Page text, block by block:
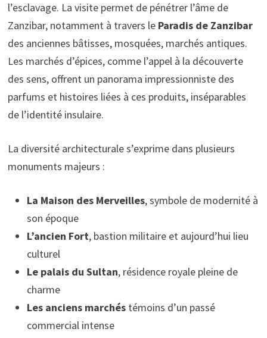
l’esclavage. La visite permet de pénétrer l’âme de
Zanzibar, notamment à travers le Paradis de Zanzibar
des anciennes bâtisses, mosquées, marchés antiques.
Les marchés d’épices, comme l’appel à la découverte
des sens, offrent un panorama impressionniste des
parfums et histoires liées à ces produits, inséparables
de l’identité insulaire.
La diversité architecturale s’exprime dans plusieurs
monuments majeurs :
La Maison des Merveilles, symbole de modernité à
son époque
L’ancien Fort, bastion militaire et aujourd’hui lieu
culturel
Le palais du Sultan, résidence royale pleine de
charme
Les anciens marchéstémoins d’un passé
commercial intense